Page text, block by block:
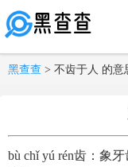
黑查查 > 不齿于人 的意
bù chǐ yú rén齿：象